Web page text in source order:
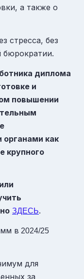
а также о
стресса, без
бюрократии.
диплома
и
повышении
как
крупного
ЗДЕСЬ.
в 2024/25
для
за